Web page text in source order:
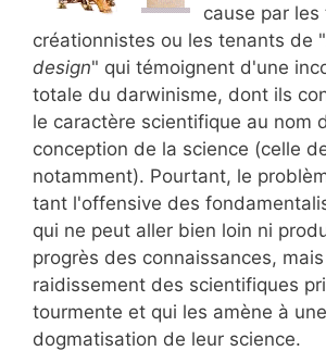
cause par les
créationnistes ou les tenants de "
design" qui témoignent d'une
totale du darwinisme, dont ils
le caractère scientifique au nom
conception de la science (celle
notamment). Pourtant, le
tant l'offensive des
qui ne peut aller bien loin ni
progrès des connaissances,
raidissement des scientifiques
tourmente et qui les amène à une
dogmatisation de leur science.